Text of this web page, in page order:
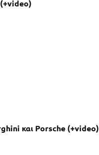
και Porsche (+video)